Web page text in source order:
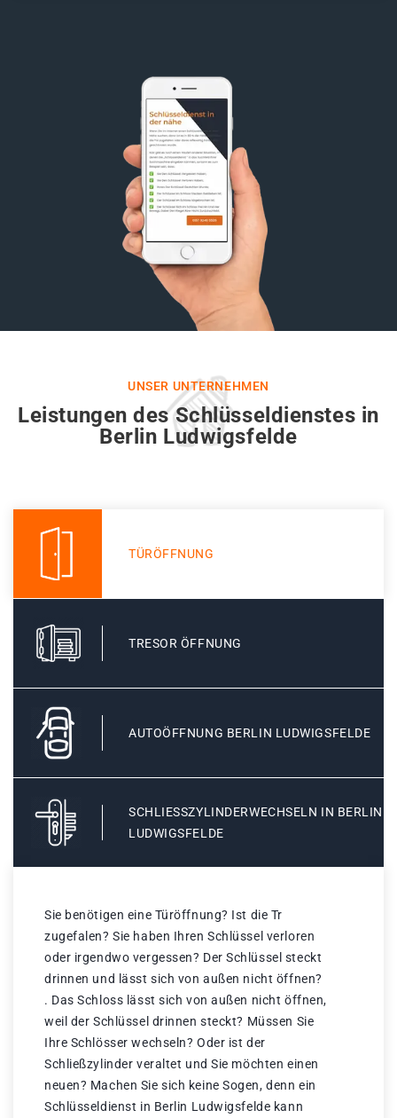
UNSER UNTERNEHMEN
Leistungen des Schlüsseldienstes in
Berlin Ludwigsfelde
TÜRÖFFNUNG
TRESOR ÖFFNUNG
AUTOÖFFNUNG BERLIN LUDWIGSFELDE
SCHLIESSZYLINDERWECHSELN IN BERLIN L
UDWIGSFELDE
Sie benötigen eine Türöffnung? Ist die Tr
zugefalen? Sie haben Ihren Schlüssel verloren
oder irgendwo vergessen? Der Schlüssel steckt
drinnen und lässt sich von außen nicht öffnen?
. Das Schloss lässt sich von außen nicht öffnen,
weil der Schlüssel drinnen steckt? Müssen Sie
Ihre Schlösser wechseln? Oder ist der
Schließzylinder veraltet und Sie möchten einen
neuen? Machen Sie sich keine Sogen, denn ein
Schlüsseldienst in Berlin Ludwigsfelde kann